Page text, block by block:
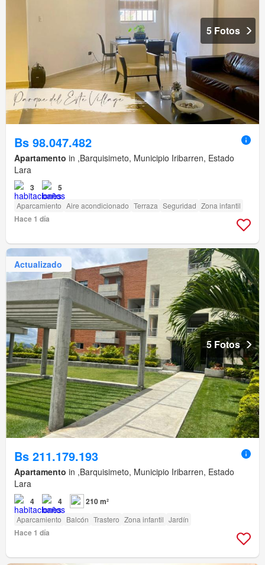
5 Fotos
Bs 98.047.482
Apartamento in ,Barquisimeto, Municipio Iribarren, Estado
Lara
3 5
Aparcamiento Aire acondicionado Terraza Seguridad Zona infantil
Hace 1 día
Actualizado
5 Fotos
Bs 211.179.193
Apartamento in ,Barquisimeto, Municipio Iribarren, Estado
Lara
4 4 210 m²
Aparcamiento Balcón Trastero Zona infantil Jardín
Hace 1 día